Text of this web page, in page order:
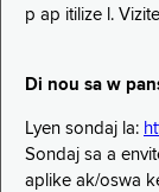
p ap itilize l. Vizite
Di nou sa w
Lyen sondaj la:
Sondaj sa a
aplike ak/oswa